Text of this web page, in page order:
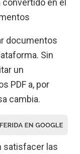
en el
documentos
Sin
un
PDF a, por
cambia.
satisfacer las